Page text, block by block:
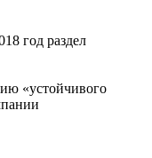
год раздел
«устойчивого